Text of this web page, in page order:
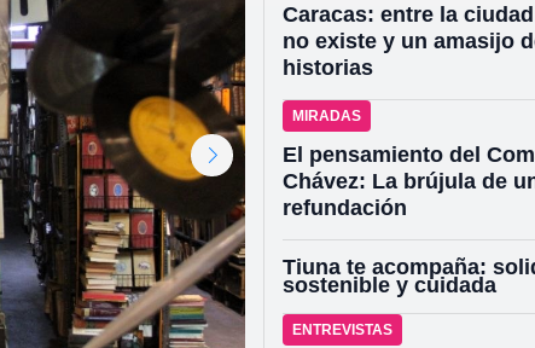
Caracas: entre la
no existe y un amasijo
historias
MIRADAS
El pensamiento del
Chávez: La brújula de
refundación
Tiuna te acompaña:
sostenible y cuidada
ENTREVISTAS